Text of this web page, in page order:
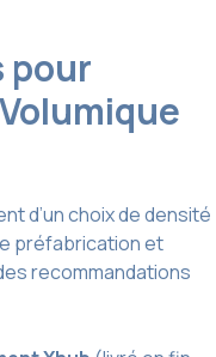
pour
d’un choix de densité
préfabrication et
recommandations